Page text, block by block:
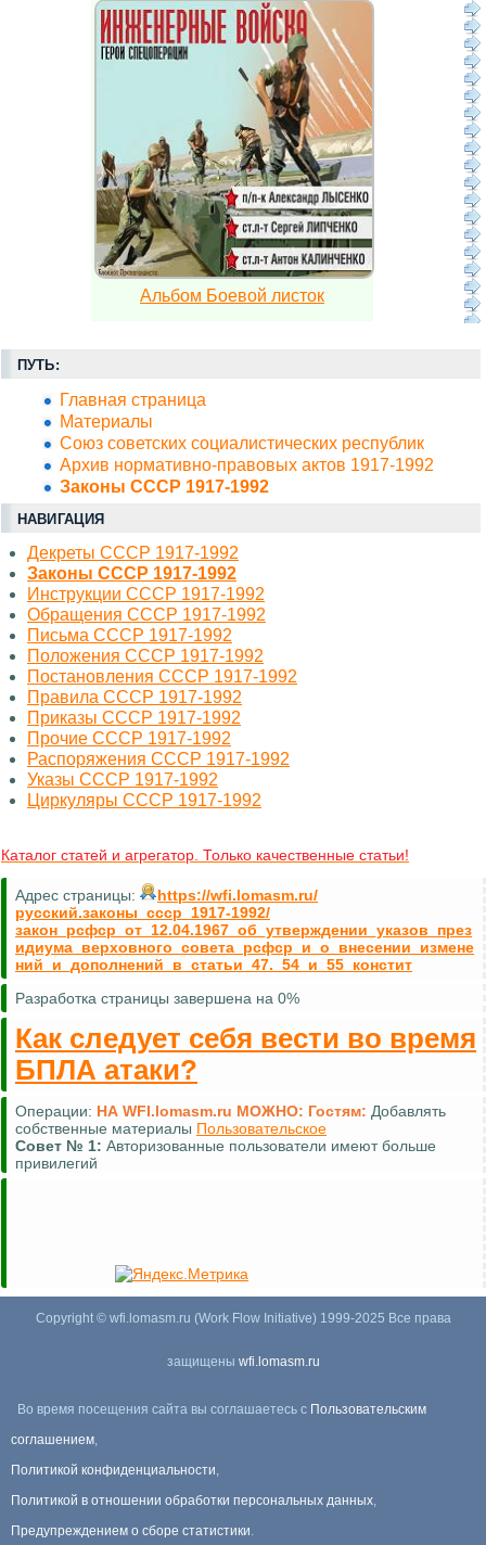
Альбом Боевой листок
ПУТЬ:
Главная страница
Материалы
Союз советских социалистических республик
Архив нормативно-правовых актов 1917-1992
Законы СССР 1917-1992
НАВИГАЦИЯ
Декреты СССР 1917-1992
Законы СССР 1917-1992
Инструкции СССР 1917-1992
Обращения СССР 1917-1992
Письма СССР 1917-1992
Положения СССР 1917-1992
Постановления СССР 1917-1992
Правила СССР 1917-1992
Приказы СССР 1917-1992
Прочие СССР 1917-1992
Распоряжения СССР 1917-1992
Указы СССР 1917-1992
Циркуляры СССР 1917-1992
Каталог статей и агрегатор. Только качественные статьи!
Адрес страницы:
https://wfi.lomasm.ru/
русский.законы_ссср_1917-1992/
закон_рсфср_от_12.04.1967_об_утверждении_указов_през
идиума_верховного_совета_рсфср_и_о_внесении_измене
ний_и_дополнений_в_статьи_47._54_и_55_констит
Разработка страницы завершена на 0%
Как следует себя вести во время
БПЛА атаки?
Операции: НА WFI.lomasm.ru МОЖНО: Гостям: Добавлять
собственные материалы Пользовательское
Совет № 1: Авторизованные пользователи имеют больше
привилегий
Copyright © wfi.lomasm.ru (Work Flow Initiative) 1999-2025 Все права
защищены wfi.lomasm.ru
Во время посещения сайта вы соглашаетесь с Пользовательским
соглашением,
Политикой конфиденциальности,
Политикой в отношении обработки персональных данных,
Предупреждением о сборе статистики.